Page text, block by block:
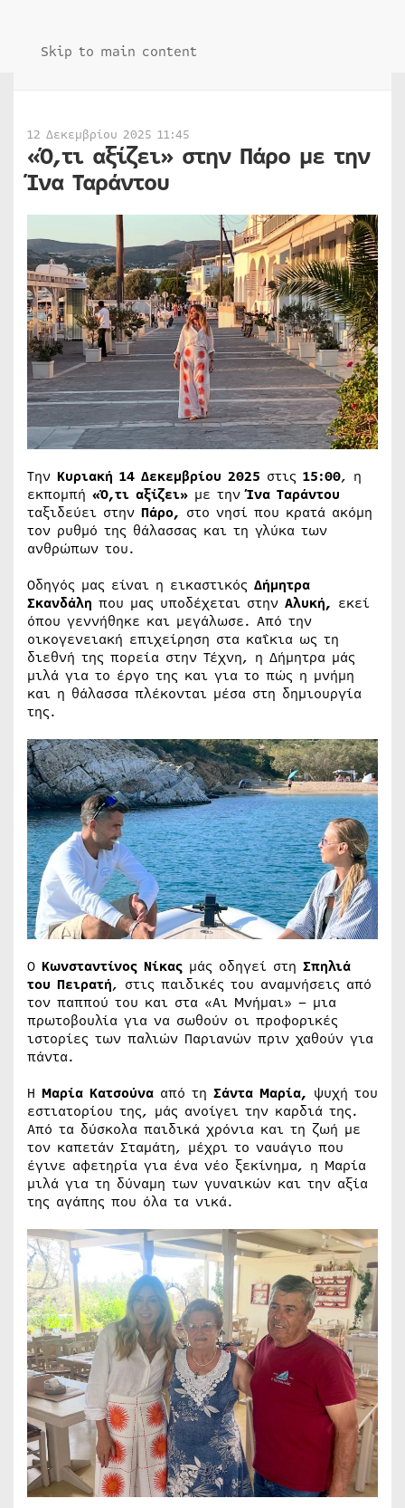
Skip to main content
12 Δεκεμβρίου 2025 11:45
«Ό,τι αξίζει» στην Πάρο με την
Ίνα Ταράντου
Την Κυριακή 14 Δεκεμβρίου 2025 στις 15:00, η
εκπομπή «Ό,τι αξίζει» με τηνΊνα Ταράντου
ταξιδεύει στην Πάρο, στο νησί που κρατά ακόμη
τον ρυθμό της θάλασσας και τη γλύκα των
ανθρώπων του.
Οδηγός μας είναι η εικαστικός Δήμητρα
Σκανδάλη που μας υποδέχεται στην Αλυκή, εκεί
όπου γεννήθηκε και μεγάλωσε. Από την
οικογενειακή επιχείρηση στα καΐκια ως τη
διεθνή της πορεία στην Τέχνη, η Δήμητρα μάς
μιλά για το έργο της και για το πώς η μνήμη
και η θάλασσα πλέκονται μέσα στη δημιουργία
της.
Ο Κωνσταντίνος Νίκας μάς οδηγεί στη Σπηλιά
του Πειρατή, στις παιδικές του αναμνήσεις από
τον παππού του και στα «Αι Μνήμαι» – μια
πρωτοβουλία για να σωθούν οι προφορικές
ιστορίες των παλιών Παριανών πριν χαθούν για
πάντα.
Η Μαρία Κατσούνα από τη Σάντα Μαρία, ψυχή του
εστιατορίου της, μάς ανοίγει την καρδιά της.
Από τα δύσκολα παιδικά χρόνια και τη ζωή με
τον καπετάν Σταμάτη, μέχρι το ναυάγιο που
έγινε αφετηρία για ένα νέο ξεκίνημα, η Μαρία
μιλά για τη δύναμη των γυναικών και την αξία
της αγάπης που όλα τα νικά.